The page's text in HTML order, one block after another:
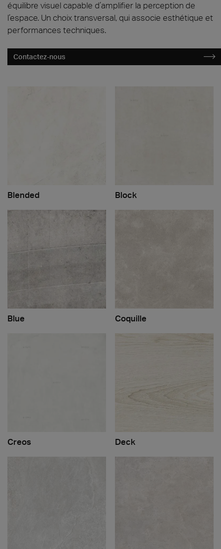
équilibre visuel capable d’amplifier la perception de
l’espace. Un choix transversal, qui associe esthétique et
performances techniques.
Contactez-nous
Blended Block
Blue Coquille
Creos Deck